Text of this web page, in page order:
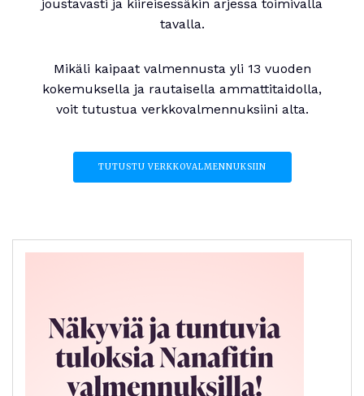
joustavasti ja kiireisessäkin arjessa toimivalla
tavalla.
Mikäli kaipaat valmennusta yli 13 vuoden
kokemuksella ja rautaisella ammattitaidolla,
voit tutustua verkkovalmennuksiini alta.
TUTUSTU VERKKOVALMENNUKSIIN